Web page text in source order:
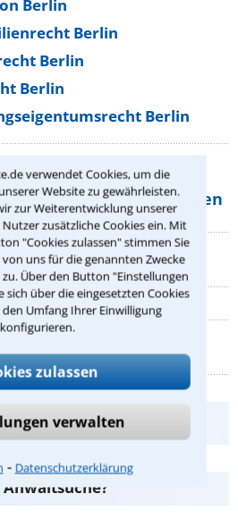
verwendet Cookies, um die
Website zu gewährleisten.
zur Weiterentwicklung unserer
zusätzliche Cookies ein. Mit
"Cookies zulassen" stimmen Sie
uns für die genannten Zwecke
Über den Button "Einstellungen
sich über die eingesetzten Cookies
Umfang Ihrer Einwilligung
konfigurieren.
zulassen
verwalten
⁃ Datenschutzerklärung
Berlin
Berlin
Berlin
Berlin
Berlin
unserer Redaktion
Welche Rechte haben
Welche Rechte
zahlen?
die jeder
kennen sollte
Rechtswissen